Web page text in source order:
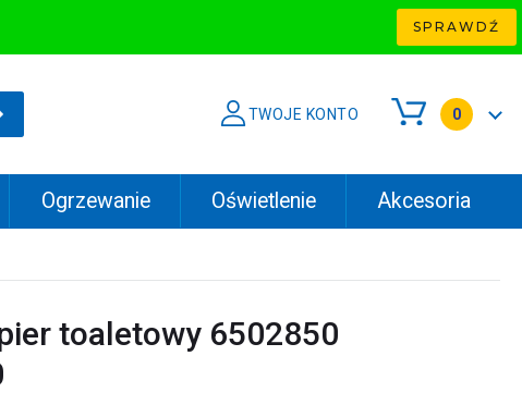
SPRAWDŹ
TWOJE KONTO 0
Ogrzewanie Oświetlenie Akcesoria
toaletowy 6502850